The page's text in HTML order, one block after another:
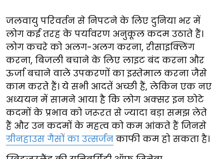
जलवायु परिवर्तन से निपटने के लिए दुनिया भर में
लोग कई तरह के पर्यावरण अनुकूल कदम उठाते हैं।
लोग कचरे को अलग-अलग करना, रीसाइक्लिंग
करना, बिजली बचाने के लिए लाइट बंद करना और
ऊर्जा बचाने वाले उपकरणों का इस्तेमाल करना जैसे
काम करते हैं। ये सभी आदतें अच्छी हैं, लेकिन एक नए
अध्ययन में सामने आया है कि लोग अक्सर इन छोटे
कदमों के प्रभाव को जरूरत से ज्यादा बड़ा समझ लेते
हैं और उन कदमों के महत्व को कम आंकते हैं जिनसे
ग्रीनहाउस गैसों का उत्सर्जन काफी कम हो सकता है।